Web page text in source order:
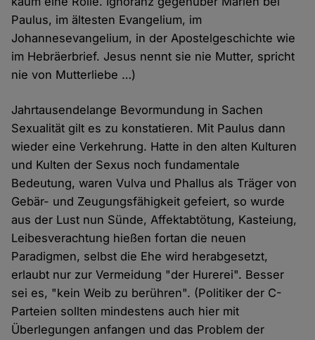
Paulus, im ältesten Evangelium, im
Johannesevangelium, in der Apostelgeschichte wie
im Hebräerbrief. Jesus nennt sie nie Mutter, spricht
nie von Mutterliebe …)
Jahrtausendelange Bevormundung in Sachen
Sexualität gilt es zu konstatieren. Mit Paulus dann
wieder eine Verkehrung. Hatte in den alten Kulturen
und Kulten der Sexus noch fundamentale
Bedeutung, waren Vulva und Phallus als Träger von
Gebär- und Zeugungsfähigkeit gefeiert, so wurde
aus der Lust nun Sünde, Affektabtötung, Kasteiung,
Leibesverachtung hießen fortan die neuen
Paradigmen, selbst die Ehe wird herabgesetzt,
erlaubt nur zur Vermeidung "der Hurerei". Besser
sei es, "kein Weib zu berühren". (Politiker der C-
Parteien sollten mindestens auch hier mit
Überlegungen anfangen und das Problem der